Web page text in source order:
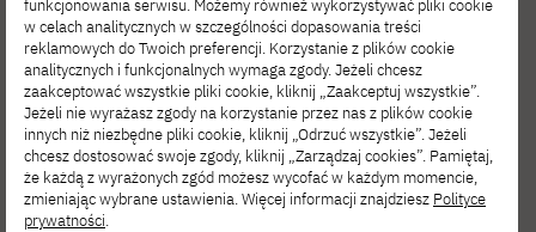
2025-08-04
funkcjonowania serwisu. Możemy również wykorzystywać pliki cookie
w celach analitycznych w szczególności dopasowania treści
reklamowych do Twoich preferencji. Korzystanie z plików cookie
analitycznych i funkcjonalnych wymaga zgody. Jeżeli chcesz
zaakceptować wszystkie pliki cookie, kliknij „Zaakceptuj wszystkie”.
Jeżeli nie wyrażasz zgody na korzystanie przez nas z plików cookie
innych niż niezbędne pliki cookie, kliknij „Odrzuć wszystkie”. Jeżeli
chcesz dostosować swoje zgody, kliknij „Zarządzaj cookies”. Pamiętaj,
że każdą z wyrażonych zgód możesz wycofać w każdym momencie,
zmieniając wybrane ustawienia. Więcej informacji znajdziesz Polityce
prywatności.